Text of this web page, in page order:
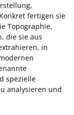
fertigen sie
Topographie,
die sie aus
in
spezielle
analysieren und